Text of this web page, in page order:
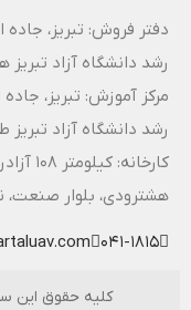
دفتر فروش: تبریز، جاده
رشد دانشگاه آزاد
مرکز آموزش: تبریز،
رشد دانشگاه آزاد تبریز
هشترودی، بلوار
041-1815
کلیه حقوق این